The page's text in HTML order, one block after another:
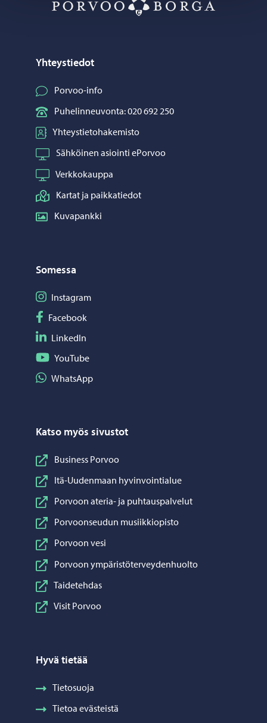
Yhteystiedot
Porvoo-info
Puhelinneuvonta: 020 692 250
Yhteystietohakemisto
Sähköinen asiointi ePorvoo
Verkkokauppa
Kartat ja paikkatiedot
Kuvapankki
Somessa
Seuraa Instagram
Instagram
Seuraa Facebook
Facebook
Seuraa LinkedIn
LinkedIn
Seuraa YouTube
YouTube
Jaa WhatsApp
WhatsApp
Katso myös sivustot
Business Porvoo
Itä-Uudenmaan hyvinvointialue
Porvoon ateria- ja puhtauspalvelut
Porvoonseudun musiikkiopisto
Porvoon vesi
Porvoon ympäristöterveydenhuolto
Taidetehdas
Visit Porvoo
Hyvä tietää
Tietosuoja
Tietoa evästeistä